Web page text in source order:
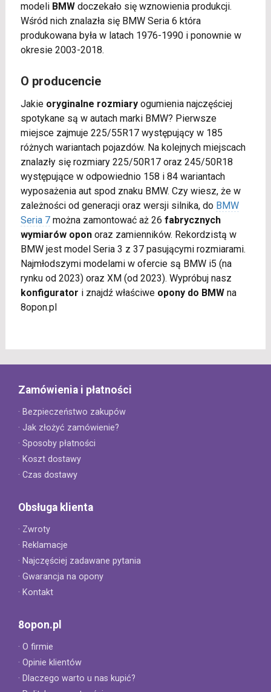
modeli BMWdoczekało się wznowienia produkcji.
Wśród nich znalazła się BMW Seria 6 która
produkowana była w latach 1976-1990 i ponownie w
okresie 2003-2018.
O producencie
Jakie oryginalne rozmiaryogumienia najczęściej
spotykane są w autach marki BMW? Pierwsze
miejsce zajmuje 225/55R17 występujący w 185
różnych wariantach pojazdów. Na kolejnych miejscach
znalazły się rozmiary 225/50R17 oraz 245/50R18
występujące w odpowiednio 158 i 84 wariantach
wyposażenia aut spod znaku BMW. Czy wiesz, że w
zależności od generacji oraz wersji silnika, do BMW
Seria 7można zamontować aż 26 fabrycznych
wymiarów oponoraz zamienników. Rekordzistą w
BMW jest model Seria 3 z 37 pasującymi rozmiarami.
Najmłodszymi modelami w ofercie są BMW i5 (na
rynku od 2023) oraz XM (od 2023). Wypróbuj nasz
konfigurator i znajdź właściwe opony do BMWna
8opon.pl
Zamówienia i płatności
· Bezpieczeństwo zakupów
· Jak złożyć zamówienie?
· Sposoby płatności
· Koszt dostawy
· Czas dostawy
Obsługa klienta
· Zwroty
· Reklamacje
· Najczęściej zadawane pytania
· Gwarancja na opony
· Kontakt
8opon.pl
· O firmie
· Opinie klientów
· Dlaczego warto u nas kupić?